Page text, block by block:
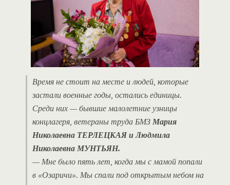
Время не стоит на месте и людей, которые
застали военные годы, остались единицы.
Среди них — бывшие малолетние узницы
концлагеря, ветераны труда БМЗ Мария
Николаевна ТЕРЛЕЦКАЯ и Людмила
Николаевна МУНТЬЯН.
— Мне было пять лет, когда мы с мамой попали
в «Озаричи». Мы спали под открытым небом на